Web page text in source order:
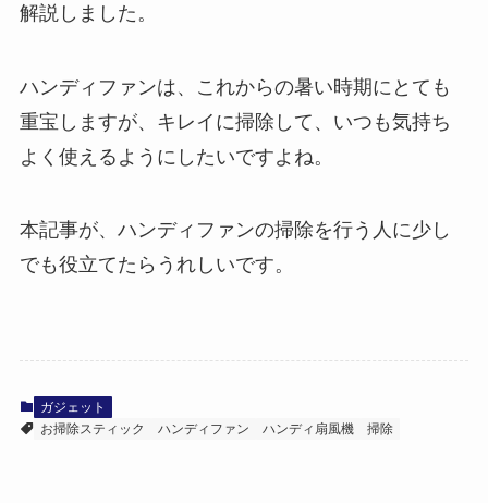
解説しました。
ハンディファンは、これからの暑い時期にとても
重宝しますが、キレイに掃除して、いつも気持ち
よく使えるようにしたいですよね。
本記事が、ハンディファンの掃除を行う人に少し
でも役立てたらうれしいです。
ガジェット
お掃除スティック
ハンディファン ハンディ扇風機 掃除